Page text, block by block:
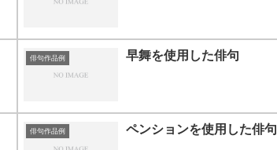
俳句作品例 早舞を使用した俳句
俳句作品例 ペンションを使用した俳句